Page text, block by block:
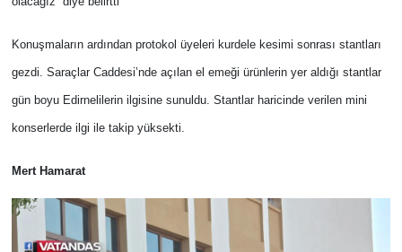
Konuşmaların ardından protokol üyeleri kurdele kesimi sonrası stantları
gezdi. Saraçlar Caddesi’nde açılan el emeği ürünlerin yer aldığı stantlar
gün boyu Edirnelilerin ilgisine sunuldu. Stantlar haricinde verilen mini
konserlerde ilgi ile takip yüksekti.
Mert Hamarat